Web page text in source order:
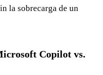
la sobrecarga de un
Copilot vs.